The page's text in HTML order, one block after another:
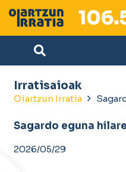
Irratisaioak
Oiartzun Irratia
Sagardo eguna
2026/05/29